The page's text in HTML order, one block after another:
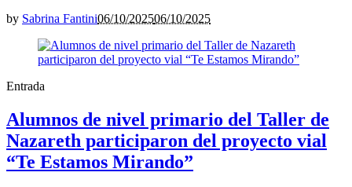
by Sabrina Fantini06/10/202506/10/2025
Entrada
Alumnos de nivel primario del Taller de
Nazareth participaron del proyecto vial
“Te Estamos Mirando”